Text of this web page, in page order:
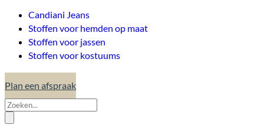
Candiani Jeans
Stoffen voor hemden op maat
Stoffen voor jassen
Stoffen voor kostuums
Plan een afspraak